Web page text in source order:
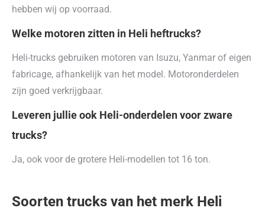
hebben wij op voorraad.
Welke motoren zitten in Heli heftrucks?
Heli-trucks gebruiken motoren van Isuzu, Yanmar of eigen
fabricage, afhankelijk van het model. Motoronderdelen
zijn goed verkrijgbaar.
Leveren jullie ook Heli-onderdelen voor zware
trucks?
Ja, ook voor de grotere Heli-modellen tot 16 ton.
Soorten trucks van het merk Heli